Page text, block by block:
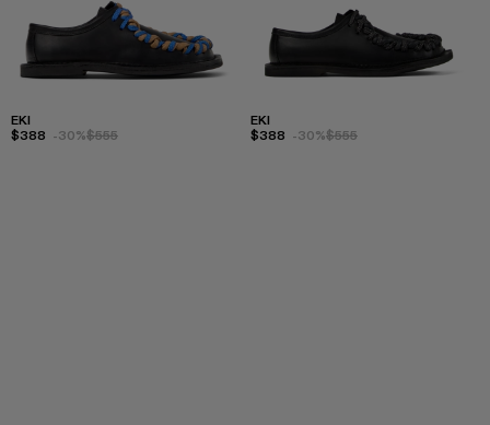
EKI
$388 -30%$555
EKI
$388 -30%$555